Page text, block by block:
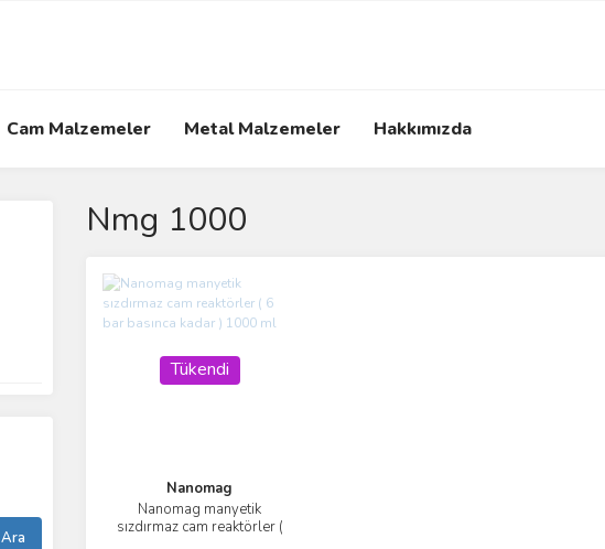
Cam Malzemeler Metal Malzemeler Hakkımızda
Ara
Nmg 1000
Tükendi
Nanomag
Nanomag manyetik
sızdırmaz cam reaktörler (
İncele